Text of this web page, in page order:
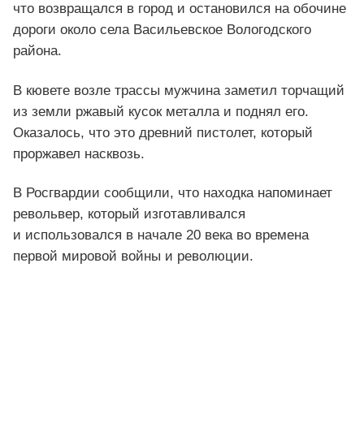
что возвращался в город и остановился на обочине
дороги около села Васильевское Вологодского
района.
В кювете возле трассы мужчина заметил торчащий
из земли ржавый кусок металла и поднял его.
Оказалось, что это древний пистолет, который
проржавел насквозь.
В Росгвардии сообщили, что находка напоминает
револьвер, который изготавливался
и использовался в начале 20 века во времена
первой мировой войны и революции.